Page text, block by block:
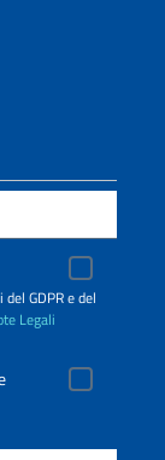
GDPR e del
Legali